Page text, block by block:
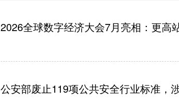
2026全球数字经济大会7月亮相：更高
公安部废止119项公共安全行业标准，